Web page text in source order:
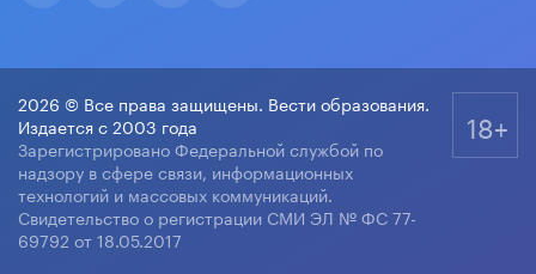
2026 © Все права защищены. Вести образования.
Издается с 2003 года
Зарегистрировано Федеральной службой по
надзору в сфере связи, информационных
технологий и массовых коммуникаций.
Свидетельство о регистрации СМИ ЭЛ № ФС 77-
69792 от 18.05.2017
18+